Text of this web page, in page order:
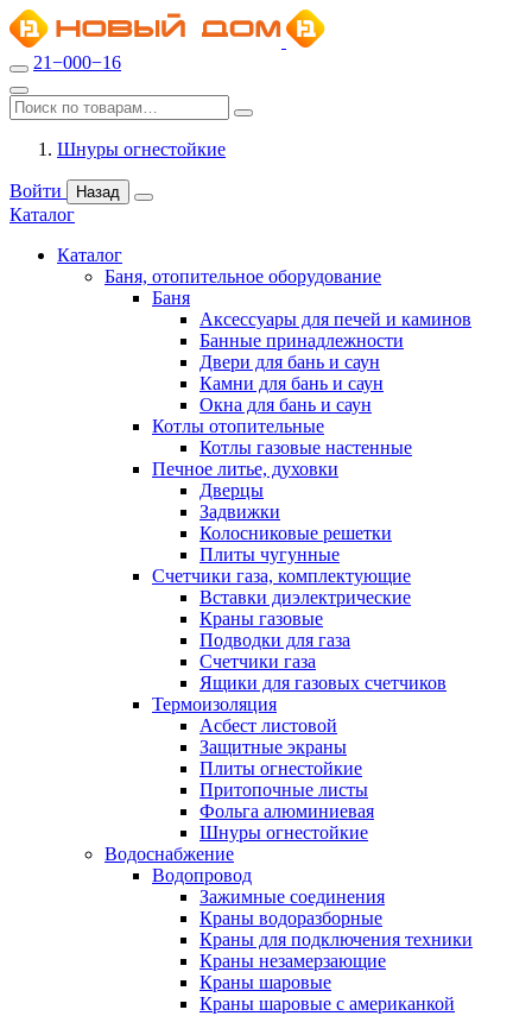
21−000−16
Шнуры огнестойкие
Войти Назад
Каталог
Каталог
Баня, отопительное оборудование
Баня
Аксессуары для печей и каминов
Банные принадлежности
Двери для бань и саун
Камни для бань и саун
Окна для бань и саун
Котлы отопительные
Котлы газовые настенные
Печное литье, духовки
Дверцы
Задвижки
Колосниковые решетки
Плиты чугунные
Счетчики газа, комплектующие
Вставки диэлектрические
Краны газовые
Подводки для газа
Счетчики газа
Ящики для газовых счетчиков
Термоизоляция
Асбест листовой
Защитные экраны
Плиты огнестойкие
Притопочные листы
Фольга алюминиевая
Шнуры огнестойкие
Водоснабжение
Водопровод
Зажимные соединения
Краны водоразборные
Краны для подключения техники
Краны незамерзающие
Краны шаровые
Краны шаровые с американкой